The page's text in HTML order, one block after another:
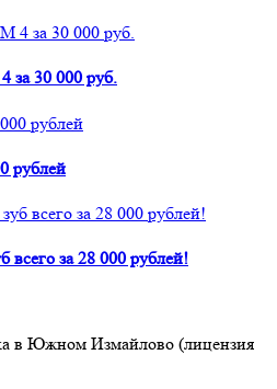
за 30 000 руб.
рублей
всего за 28 000 рублей!
в Южном Измайлово (лицензия